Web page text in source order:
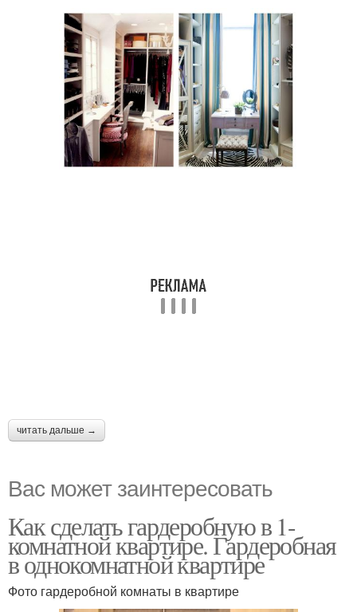
читать дальше →
Вас может заинтересовать
Как сделать гардеробную в 1-
комнатной квартире. Гардеробная
в однокомнатной квартире
Фото гардеробной комнаты в квартире